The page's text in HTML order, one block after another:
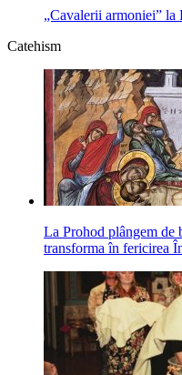
„Cavalerii armoniei”
Catehism
La Prohod plângem de
transforma în fericirea